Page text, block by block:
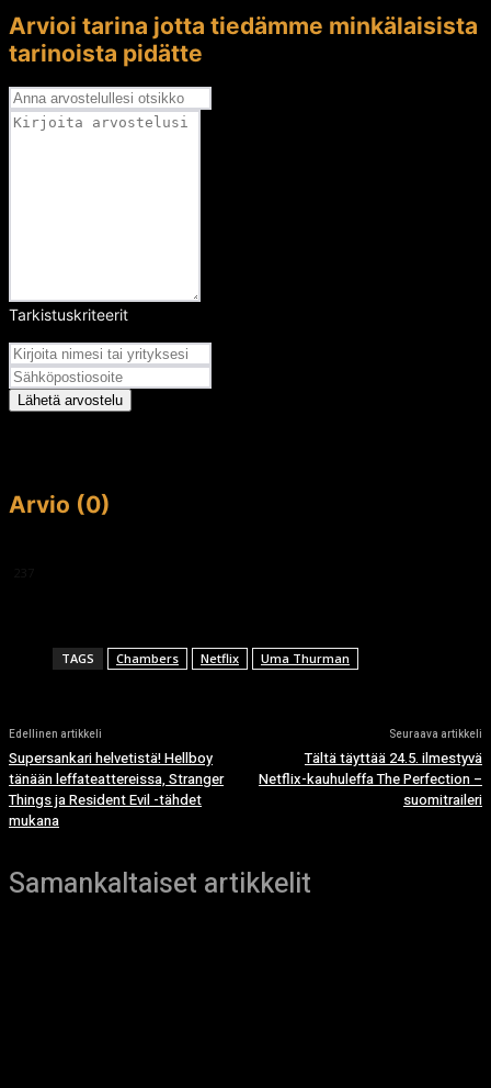
Arvioi tarina jotta tiedämme minkälaisista
tarinoista pidätte
Tarkistuskriteerit
Lähetä arvostelu
Arvio (0)
TAGS Chambers Netflix Uma Thurman
Edellinen artikkeli
Supersankari helvetistä! Hellboy
tänään leffateattereissa, Stranger
Things ja Resident Evil -tähdet
mukana
Seuraava artikkeli
Tältä täyttää 24.5. ilmestyvä
Netflix-kauhuleffa The Perfection –
suomitraileri
Samankaltaiset artikkelit